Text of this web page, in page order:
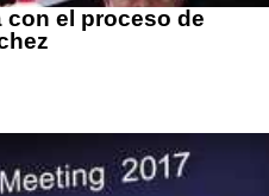
con el proceso de